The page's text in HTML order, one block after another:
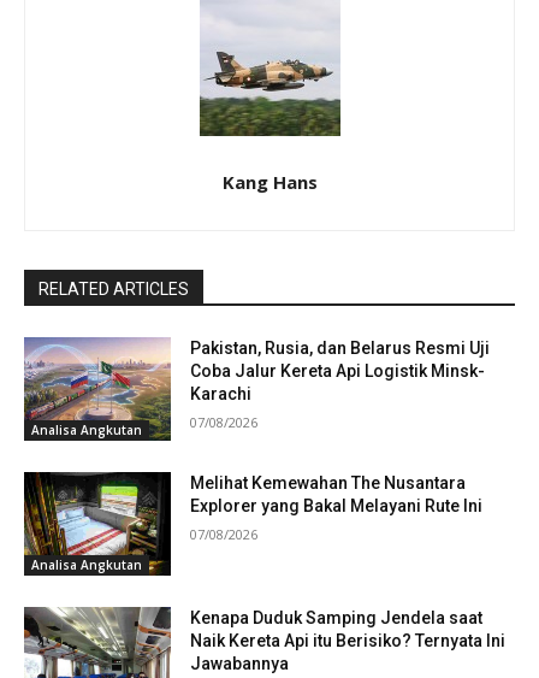
Kang Hans
RELATED ARTICLES
Analisa Angkutan
Pakistan, Rusia, dan Belarus Resmi Uji
Coba Jalur Kereta Api Logistik Minsk-
Karachi
07/08/2026
Analisa Angkutan
Melihat Kemewahan The Nusantara
Explorer yang Bakal Melayani Rute Ini
07/08/2026
Kenapa Duduk Samping Jendela saat
Naik Kereta Api itu Berisiko? Ternyata Ini
Jawabannya